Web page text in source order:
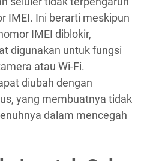
IMEI. Ini berarti meskipun
IMEI diblokir,
digunakan untuk fungsi
atau Wi-Fi.
diubah dengan
yang membuatnya tidak
dalam mencegah